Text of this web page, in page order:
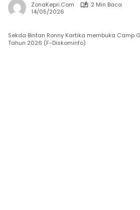
ZonaKepri.com
2 Min Baca
14/05/2026
Sekda Bintan Ronny Kartika membuka Camp
Tahun 2026 (F-Diskominfo)